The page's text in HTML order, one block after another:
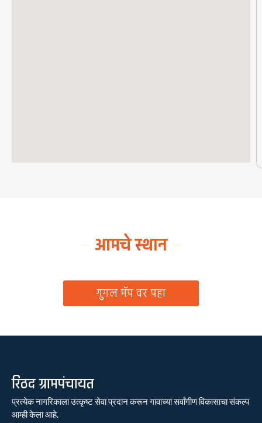
आमचे स्थान
गुगल मॅप वर पहा
रिठद ग्रामपंचायत
प्रत्येक नागरिकाला उत्कृष्ट सेवा प्रदान करून गावाच्या सर्वांगीण विकासाचा संकल्प
आम्ही केला आहे.